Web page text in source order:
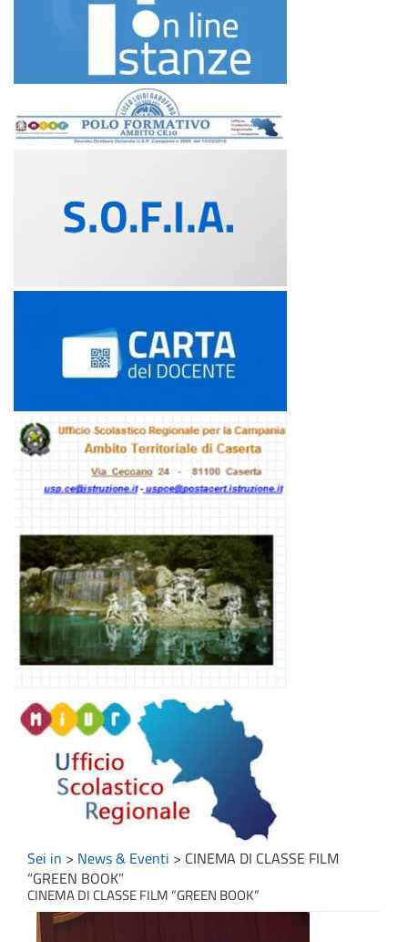
Sei in > News & Eventi > CINEMA DI CLASSE FILM
“GREEN BOOK”
CINEMA DI CLASSE FILM “GREEN BOOK”